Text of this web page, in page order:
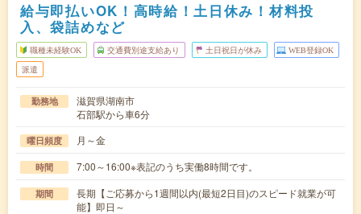
給与即払いOK！高時給！土日休み！材料投
入、袋詰めなど
職種未経験OK 交通費別途支給あり 土日祝日が休み WEB登録OK
派遣
勤務地
滋賀県湖南市
石部駅から車6分
曜日頻度 月～金
時間 7:00～16:00※表記のうち実働8時間です。
期間
長期【ご応募から1週間以内(最短2日目)のスピード就業が可
能】即日～